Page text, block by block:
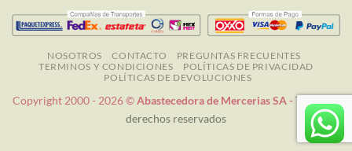
NOSOTROS CONTACTO
PREGUNTAS FRECUENTES
TERMINOS Y CONDICIONES
POLÍTICAS DE PRIVACIDAD
POLÍTICAS DE DEVOLUCIONES
Copyright 2000 - 2026 ©Abastecedora de Mercerias SA -Todos los
derechos reservados